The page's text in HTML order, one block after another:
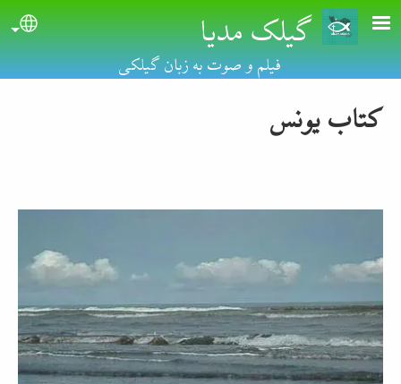
Skip to main contentگیلک مدیا
فیلم و صوت به زبان گیلکی
کتاب یونس